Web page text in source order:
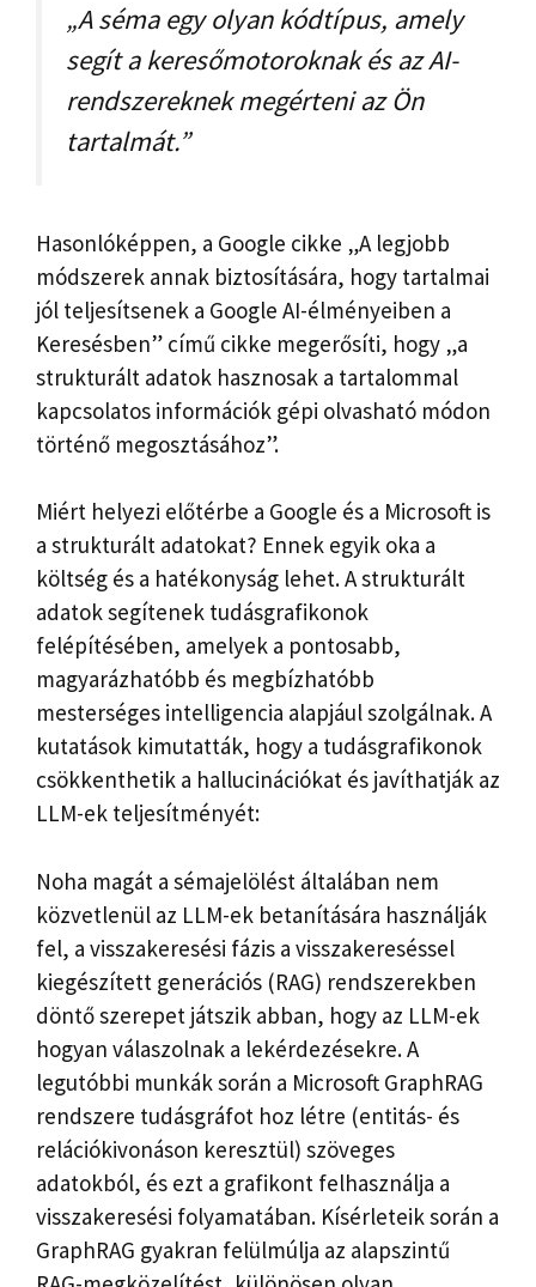
„A séma egy olyan kódtípus, amely
segít a keresőmotoroknak és az AI-
rendszereknek megérteni az Ön
tartalmát.”
Hasonlóképpen, a Google cikke „A legjobb
módszerek annak biztosítására, hogy tartalmai
jól teljesítsenek a Google AI-élményeiben a
Keresésben” című cikke megerősíti, hogy „a
strukturált adatok hasznosak a tartalommal
kapcsolatos információk gépi olvasható módon
történő megosztásához”.
Miért helyezi előtérbe a Google és a Microsoft is
a strukturált adatokat? Ennek egyik oka a
költség és a hatékonyság lehet. A strukturált
adatok segítenek tudásgrafikonok
felépítésében, amelyek a pontosabb,
magyarázhatóbb és megbízhatóbb
mesterséges intelligencia alapjául szolgálnak. A
kutatások kimutatták, hogy a tudásgrafikonok
csökkenthetik a hallucinációkat és javíthatják az
LLM-ek teljesítményét:
Noha magát a sémajelölést általában nem
közvetlenül az LLM-ek betanítására használják
fel, a visszakeresési fázis a visszakereséssel
kiegészített generációs (RAG) rendszerekben
döntő szerepet játszik abban, hogy az LLM-ek
hogyan válaszolnak a lekérdezésekre. A
legutóbbi munkák során a Microsoft GraphRAG
rendszere tudásgráfot hoz létre (entitás- és
relációkivonáson keresztül) szöveges
adatokból, és ezt a grafikont felhasználja a
visszakeresési folyamatában. Kísérleteik során a
GraphRAG gyakran felülmúlja az alapszintű